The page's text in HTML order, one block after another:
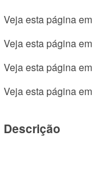
Veja esta página
Veja esta página
Veja esta página
Veja esta página
Descrição